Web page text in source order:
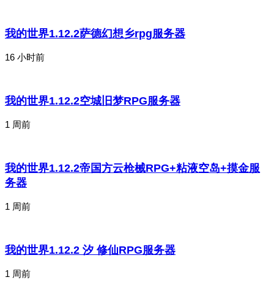
我的世界1.12.2萨德幻想乡rpg服务器
16 小时前
我的世界1.12.2空城旧梦RPG服务器
1 周前
我的世界1.12.2帝国方云枪械RPG+粘液空岛+摸金服
务器
1 周前
我的世界1.12.2 汐 修仙RPG服务器
1 周前